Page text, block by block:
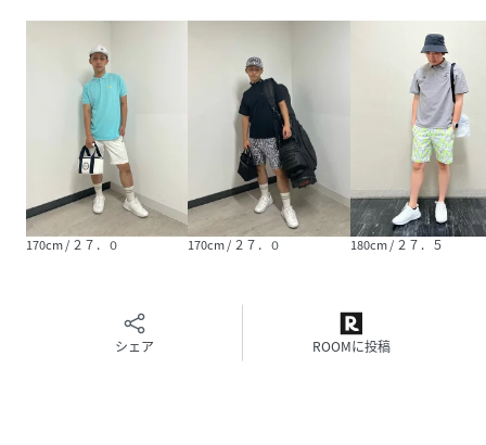
170cm / ２７．０ 170cm / ２７．０ 180cm / ２７．５
シェア ROOMに投稿